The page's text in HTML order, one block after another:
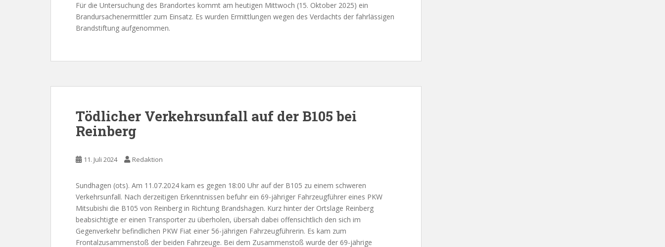
Für die Untersuchung des Brandortes kommt am heutigen Mittwoch (15. Oktober 2025) ein
Brandursachenermittler zum Einsatz. Es wurden Ermittlungen wegen des Verdachts der fahrlässigen
Brandstiftung aufgenommen.
Tödlicher Verkehrsunfall auf der B105 bei
Reinberg
11. Juli 2024 Redaktion
Sundhagen (ots). Am 11.07.2024 kam es gegen 18:00 Uhr auf der B105 zu einem schweren
Verkehrsunfall. Nach derzeitigen Erkenntnissen befuhr ein 69-jähriger Fahrzeugführer eines PKW
Mitsubishi die B105 von Reinberg in Richtung Brandshagen. Kurz hinter der Ortslage Reinberg
beabsichtigte er einen Transporter zu überholen, übersah dabei offensichtlich den sich im
Gegenverkehr befindlichen PKW Fiat einer 56-jährigen Fahrzeugführerin. Es kam zum
Frontalzusammenstoß der beiden Fahrzeuge. Bei dem Zusammenstoß wurde der 69-jährige